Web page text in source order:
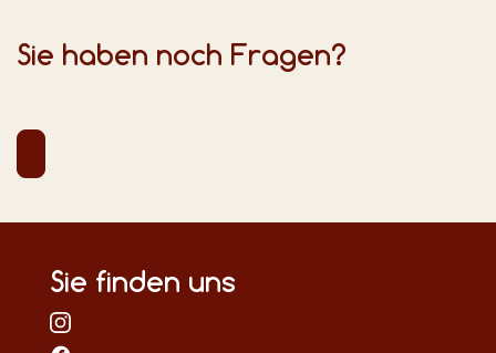
Sie haben noch Fragen?
Sie finden uns